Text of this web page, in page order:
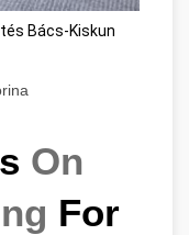
Bács-Kiskun
On
For